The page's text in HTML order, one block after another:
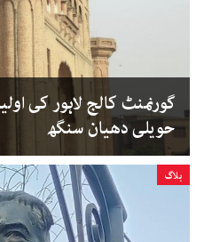
گورنمنٹ کالج لاہور کی
حویلی دھیان سنگھ
بلاگ